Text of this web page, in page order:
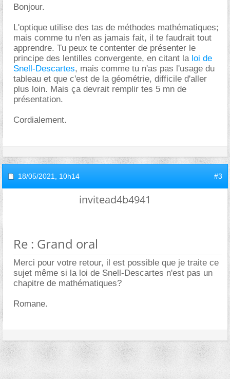
Bonjour.
L'optique utilise des tas de méthodes mathématiques;
mais comme tu n'en as jamais fait, il te faudrait tout
apprendre. Tu peux te contenter de présenter le
principe des lentilles convergente, en citant la loi de
Snell-Descartes, mais comme tu n'as pas l'usage du
tableau et que c'est de la géométrie, difficile d'aller
plus loin. Mais ça devrait remplir tes 5 mn de
présentation.
Cordialement.
18/05/2021, 10h14 #3
invitead4b4941
Re : Grand oral
Merci pour votre retour, il est possible que je traite ce
sujet même si la loi de Snell-Descartes n'est pas un
chapitre de mathématiques?
Romane.